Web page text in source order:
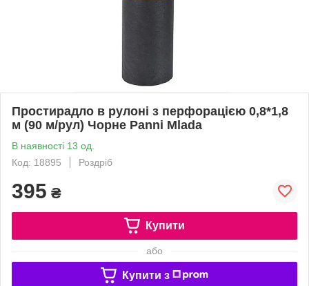
Простирадло в рулоні з перфорацією 0,8*1,8
м (90 м/рул) Чорне Panni Mlada
В наявності 13 од.
Код: 18895
Роздріб
395 ₴
Купити
або
Купити з